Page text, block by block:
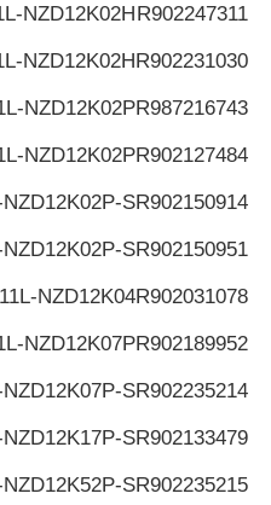
R902247311
NZD12K02H
R902231030
NZD12K02H
R987216743
NZD12K02P
R902127484
NZD12K02P
R902150914
S
R902150951
S
R902031078
NZD12K04
R902189952
NZD12K07P
R902235214
S
R902133479
S
R902235215
S